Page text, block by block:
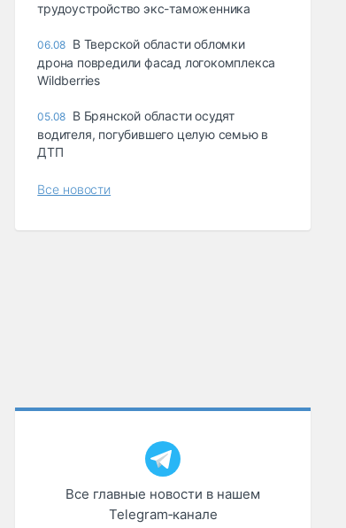
трудоустройство экс-таможенника
06.08 В Тверской области обломки
дрона повредили фасад логокомплекса
Wildberries
05.08 В Брянской области осудят
водителя, погубившего целую семью в
ДТП
Все новости
Все главные новости в нашем
Telegram‑канале